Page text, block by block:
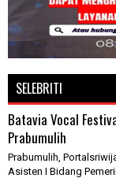
SELEBRITI
Batavia Vocal
Prabumulih
Prabumulih,
Asisten I Bidang